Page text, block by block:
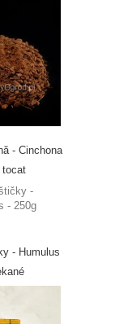
- Cinchona
tocat
- Humulus